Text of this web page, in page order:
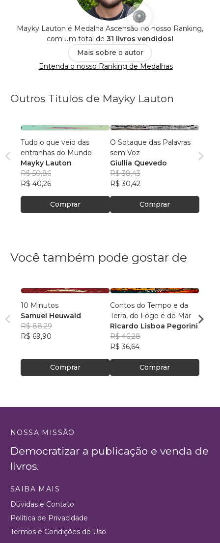
Mayky Lauton é Medalha Ascensão no nosso Ranking,
com um total de 31 livros vendidos!
Mais sobre o autor
Entenda o nosso Ranking de Medalhas
Outros Títulos de Mayky Lauton
Tudo o que veio das
entranhas do Mundo
Mayky Lauton
R$ 50,86
R$ 40,26
Comprar
O Sotaque das Palavras
sem Voz
Giullia Quevedo
R$ 38,43
R$ 30,42
Comprar
Você também pode gostar de
10 Minutos
Samuel Heuwald
R$ 88,29
R$ 69,90
Comprar
Contos do Tempo e da
Terra, do Fogo e do Mar
Ricardo Lisboa Pegorini
R$ 46,28
R$ 36,64
Comprar
Vitor
NOSSA MISSÃO
Democratizar a publicação e venda de
livros.
SAIBA MAIS
Dúvidas e Contato
Política de Privacidade
Termos e Condições de Uso